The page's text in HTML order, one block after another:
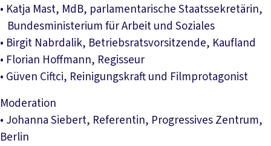
• Katja Mast, MdB, parlamentarische Staatssekretärin,
Bundesministerium für Arbeit und Soziales
• Birgit Nabrdalik, Betriebsratsvorsitzende, Kaufland
• Florian Hoffmann, Regisseur
• Güven Ciftci, Reinigungskraft und Filmprotagonist
Moderation
• Johanna Siebert, Referentin, Progressives Zentrum,
Berlin